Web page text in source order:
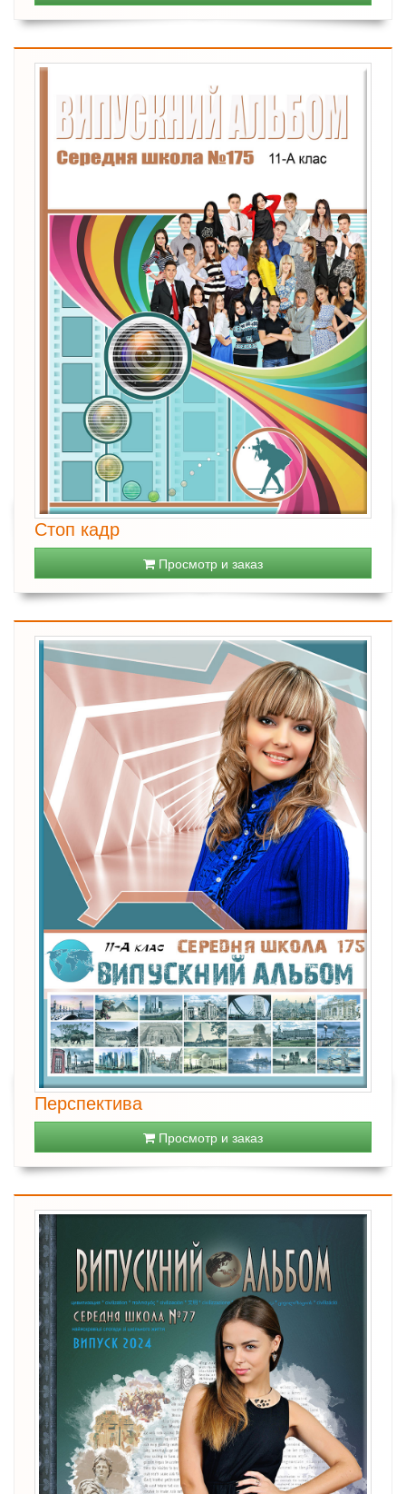
Стоп кадр
Просмотр и заказ
Перспектива
Просмотр и заказ